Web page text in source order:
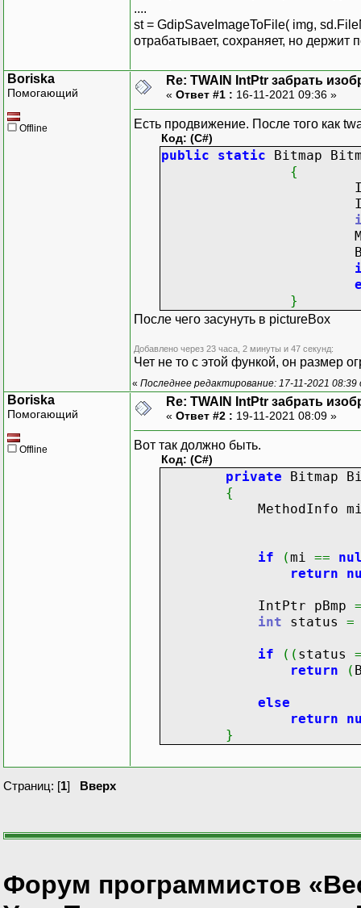
....
st = GdipSaveImageToFile( img,
отрабатывает, сохраняет, но держит
Boriska
Помогающий
Offline
Re: TWAIN IntPtr забрать
« Ответ #1 : 16-11-2021 09:36 »
Есть продвижение. После того как
Код: (C#)
public static Bitmap
{
IntPtr
IntPtr
Bitmap
}
После чего засунуть в pictureBox
Добавлено через 23 часа, 2 минуты и 47 секунд:
Чет не то с этой функой, он размер
« Последнее редактирование: 17-11-2021 08:39
Boriska
Помогающий
Offline
Re: TWAIN IntPtr забрать
« Ответ #2 : 19-11-2021 08:09 »
Вот так должно быть.
Код: (C#)
private Bitmap
{
MethodInfo
if (mi ==
return
IntPtr pBmp
int status =
if ( ( status
return
(
else
return
}
Страниц: [1] Вверх
Форум программистов